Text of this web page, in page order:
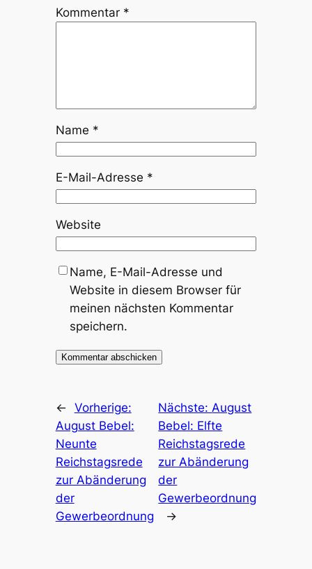
Kommentar *
Name *
E-Mail-Adresse *
Website
Name, E-Mail-Adresse und
Website in diesem Browser für
meinen nächsten Kommentar
speichern.
← Vorherige:
August Bebel:
Neunte
Reichstagsrede
zur Abänderung
der
Gewerbeordnung
Nächste: August
Bebel: Elfte
Reichstagsrede
zur Abänderung
der
Gewerbeordnung
→